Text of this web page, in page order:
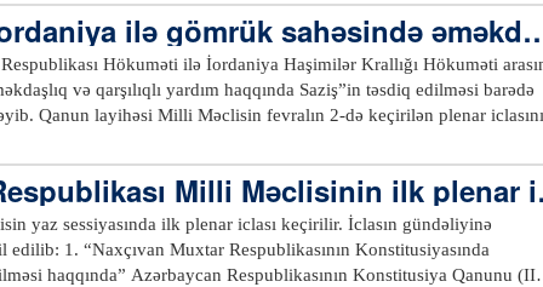
qanunlarında dəyişiklik edilməsi barədə Azərbaycan Respublikası
Azərbaycan Respublikasının
barədə Azərbaycan Respublikası qanununun layihəsi (ikinci
barədə Azərbaycan Respublikası qanununun layihəsi (ikinci
qanununun layihəsi (ikinci oxunuş); 9. Azərbaycan
Xətalar Məcəlləsində dəyişiklik edilməsi haqqında Azərbaycan
10. “Hərbi xidmətkeçmə haqqında”
barədə” və “Hərbi vəzifə və hərbi xidmət haqqında” Azərbaycan
dəyişiklik edilməsi barədə Azərbaycan Respublikası qanununun
mövcud vəziyyəti və gələcək perspektivləri müzakirə olunub.xeber100.com
regional təhlükəsizliyi” mövzularında panel müzakirələrinin
təmsil
iştirak edirlər. Konfransın məqsədi C6 çərçivəsində
ortaq yanaşmaların formalaşdırılması və regionun dayanıqlı
mexanizmlərinin təşviq edilməsidir.xeber100.com
ilə gömrük sahəsində
Hökuməti ilə İordaniya Haşimilər Krallığı Hökuməti
və qarşılıqlı yardım haqqında Saziş”in təsdiq edilməsi barədə
Qanun layihəsi Milli Məclisin fevralın 2-də keçirilən plenar
Milli Məclisinin ilk plenar
yaz sessiyasında ilk plenar iclası keçirilir. İclasın gündəliyinə
Konstitusiyasında
haqqında” Azərbaycan Respublikasının Konstitusiya Qanunu (II